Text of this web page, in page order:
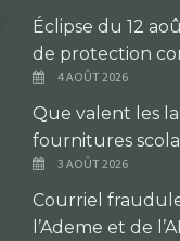
Éclipse du 12
de protection
4 AOÛT 2026
Que valent les
fournitures
3 AOÛT 2026
Courriel
l’Ademe et de